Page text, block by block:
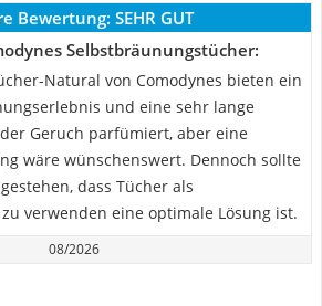
Bewertung: SEHR GUT
Selbstbräunungstücher:
Natural von Comodynes bieten ein
und eine sehr lange
Geruch parfümiert, aber eine
wäre wünschenswert. Dennoch sollte
dass Tücher als
verwenden eine optimale Lösung ist.
08/2026